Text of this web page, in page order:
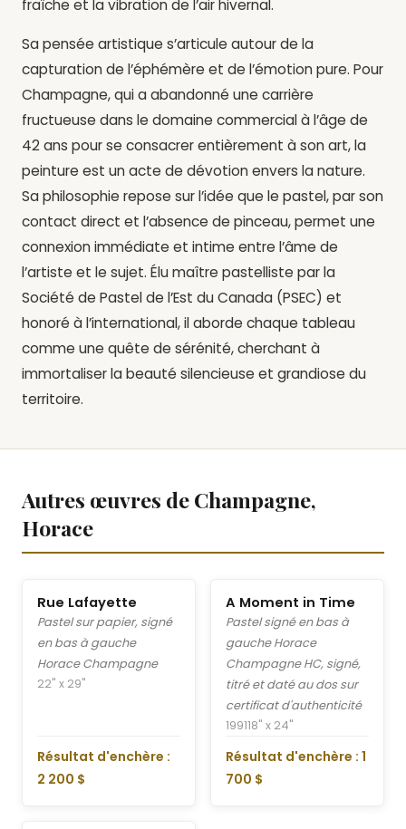
fraîche et la vibration de l’air hivernal.
Sa pensée artistique s’articule autour de la
capturation de l’éphémère et de l’émotion pure. Pour
Champagne, qui a abandonné une carrière
fructueuse dans le domaine commercial à l’âge de
42 ans pour se consacrer entièrement à son art, la
peinture est un acte de dévotion envers la nature.
Sa philosophie repose sur l’idée que le pastel, par son
contact direct et l’absence de pinceau, permet une
connexion immédiate et intime entre l’âme de
l’artiste et le sujet. Élu maître pastelliste par la
Société de Pastel de l’Est du Canada (PSEC) et
honoré à l’international, il aborde chaque tableau
comme une quête de sérénité, cherchant à
immortaliser la beauté silencieuse et grandiose du
territoire.
Autres œuvres de Champagne,
Horace
Rue Lafayette
Pastel sur papier, signé
en bas à gauche
Horace Champagne
22" x 29"
Résultat d'enchère :
2 200 $
A Moment in Time
Pastel signé en bas à
gauche Horace
Champagne HC, signé,
titré et daté au dos sur
certificat d'authenticité
199118" x 24"
Résultat d'enchère : 1
700 $